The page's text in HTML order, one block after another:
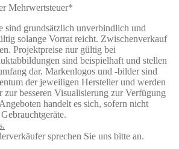
Mehrwertsteuer*
sind grundsätzlich unverbindlich und
solange Vorrat reicht. Zwischenverkauf
Projektpreise nur gültig bei
sind beispielhaft und stellen
dar. Markenlogos und -bilder sind
der jeweiligen Hersteller und werden
zur besseren Visualisierung zur Verfügung
handelt es sich, sofern nicht
sprechen Sie uns bitte an.